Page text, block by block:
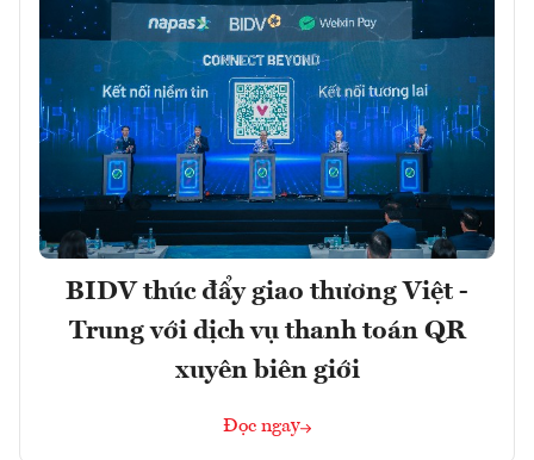
BIDV thúc đẩy giao thương Việt -
Trung với dịch vụ thanh toán QR
xuyên biên giới
Đọc ngay